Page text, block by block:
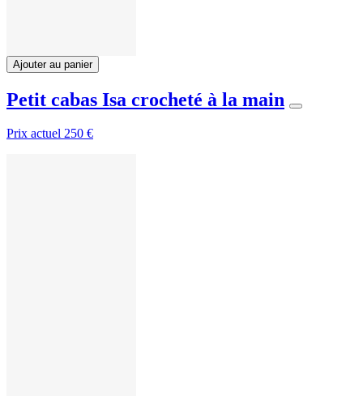
Ajouter au panier
Petit cabas Isa crocheté à la main
Prix actuel 250 €